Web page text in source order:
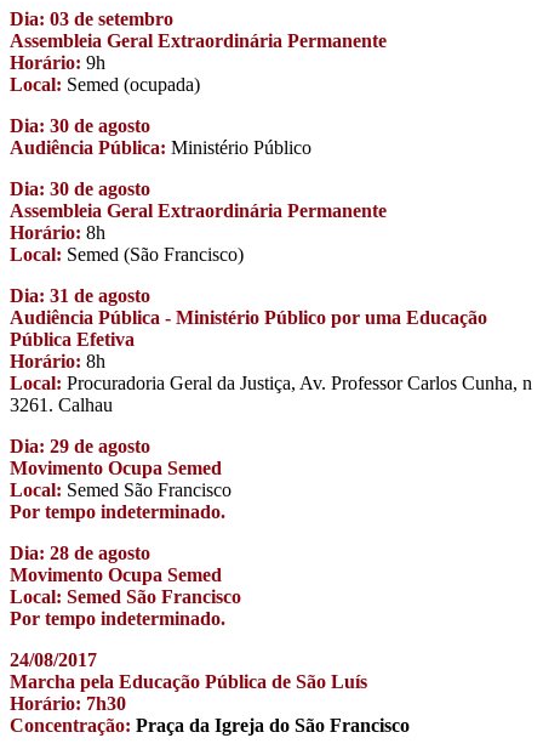
Dia: 03 de setembro
Assembleia Geral Extraordinária Permanente
Horário: 9h
Local: Semed (ocupada)
Dia: 30 de agosto
Audiência Pública: Ministério Público
Dia: 30 de agosto
Assembleia Geral Extraordinária Permanente
Horário: 8h
Local: Semed (São Francisco)
Dia: 31 de agosto
Audiência Pública - Ministério Público por uma Educação
Pública Efetiva
Horário: 8h
Local: Procuradoria Geral da Justiça, Av. Professor Carlos Cunha, n
3261. Calhau
Dia: 29 de agosto
Movimento Ocupa Semed
Local: Semed São Francisco
Por tempo indeterminado.
Dia: 28 de agosto
Movimento Ocupa Semed
Local: Semed São Francisco
Por tempo indeterminado.
24/08/2017
Marcha pela Educação Pública de São Luís
Horário: 7h30
Concentração: Praça da Igreja do São Francisco